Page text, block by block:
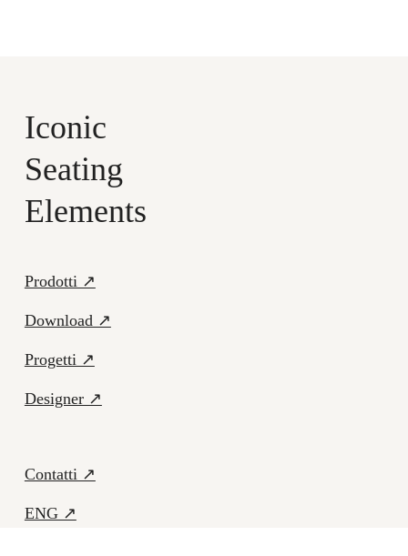
Iconic
Seating
Elements
Prodotti ↗
Download ↗
Progetti ↗
Designer ↗
Contatti ↗
ENG ↗